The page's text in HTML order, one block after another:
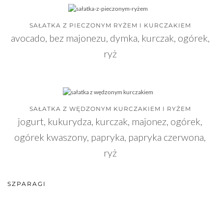
SAŁATKA Z PIECZONYM RYŻEM I KURCZAKIEM
avocado, bez majonezu, dymka, kurczak, ogórek,
ryż
SAŁATKA Z WĘDZONYM KURCZAKIEM I RYŻEM
jogurt, kukurydza, kurczak, majonez, ogórek,
ogórek kwaszony, papryka, papryka czerwona,
ryż
SZPARAGI